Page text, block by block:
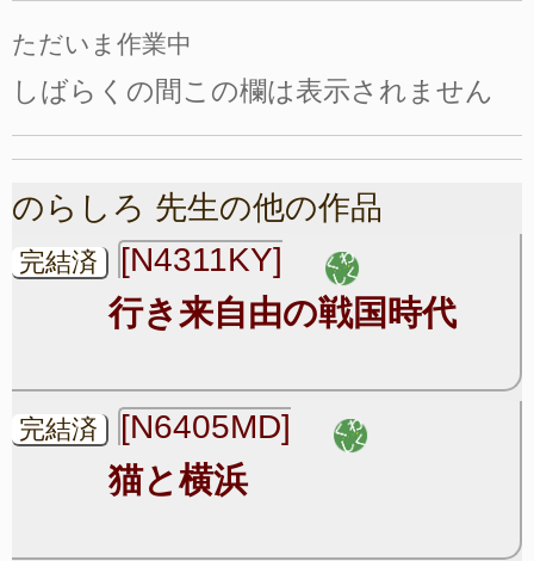
ただいま作業中
しばらくの間この欄は表示されません
のらしろ 先生の他の作品
完結済 [N4311KY]
行き来自由の戦国時代
完結済 [N6405MD]
猫と横浜